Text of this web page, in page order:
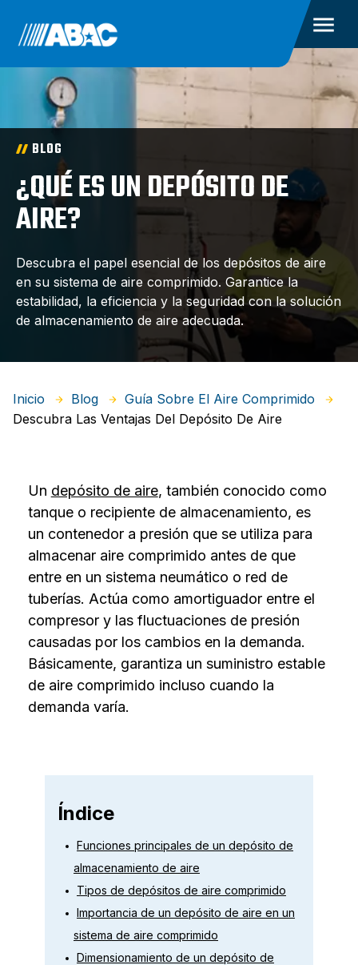
BLOG
¿QUÉ ES UN DEPÓSITO DE
AIRE?
Descubra el papel esencial de los depósitos de aire
en su sistema de aire comprimido. Garantice la
estabilidad, la eficiencia y la seguridad con la solución
de almacenamiento de aire adecuada.
Inicio Blog
Guía Sobre El Aire Comprimido
Descubra Las Ventajas Del Depósito De Aire
Un depósito de aire, también conocido como
tanque o recipiente de almacenamiento, es
un contenedor a presión que se utiliza para
almacenar aire comprimido antes de que
entre en un sistema neumático o red de
tuberías. Actúa como amortiguador entre el
compresor y las fluctuaciones de presión
causadas por los cambios en la demanda.
Básicamente, garantiza un suministro estable
de aire comprimido incluso cuando la
demanda varía.
Índice
Funciones principales de un depósito de
almacenamiento de aire
Tipos de depósitos de aire comprimido
Importancia de un depósito de aire en un
sistema de aire comprimido
Dimensionamiento de un depósito de